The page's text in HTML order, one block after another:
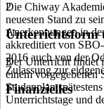
Die Chiway
neuesten Stand zu
Anerkennungen in
akkreditiert von
2016 auch von der
Zulassung zur
2
Unterrichtsform
Der Unterricht findet
einem vorgegebenen
Studenplan
Unterrichtstage und
3
Finanzielles